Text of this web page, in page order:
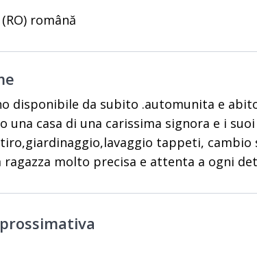
(RO) română
disponibile da subito .automunita e
una casa di una carissima signora e i
tappeti, cambio
ragazza molto precisa e attenta a ogni